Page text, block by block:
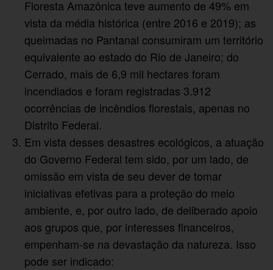
Floresta Amazônica teve aumento de 49% em
vista da média histórica (entre 2016 e 2019); as
queimadas no Pantanal consumiram um território
equivalente ao estado do Rio de Janeiro; do
Cerrado, mais de 6,9 mil hectares foram
incendiados e foram registradas 3.912
ocorrências de incêndios florestais, apenas no
Distrito Federal.
Em vista desses desastres ecológicos, a atuação
do Governo Federal tem sido, por um lado, de
omissão em vista de seu dever de tomar
iniciativas efetivas para a proteção do meio
ambiente, e, por outro lado, de deliberado apoio
aos grupos que, por interesses financeiros,
empenham-se na devastação da natureza. Isso
pode ser indicado: